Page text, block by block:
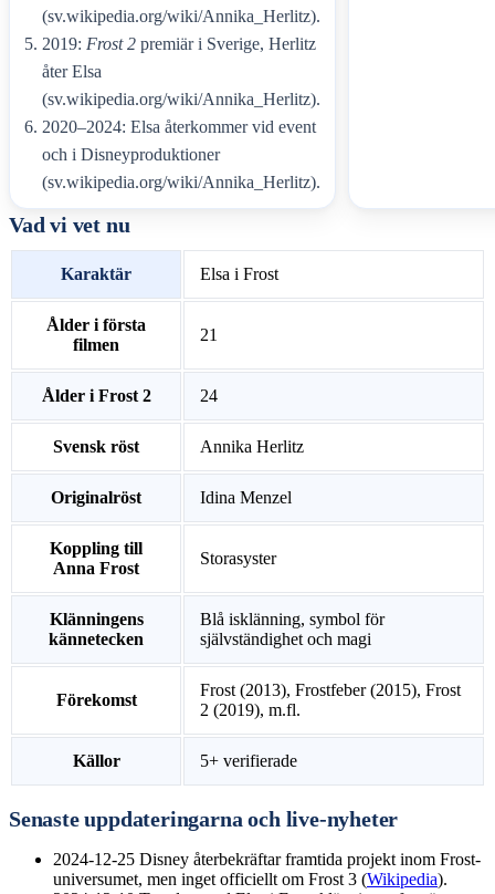
(sv.wikipedia.org/wiki/Annika_Herlitz).
2019: Frost 2premiär i Sverige, Herlitz
åter Elsa
(sv.wikipedia.org/wiki/Annika_Herlitz).
2020–2024: Elsa återkommer vid event
och i Disneyproduktioner
(sv.wikipedia.org/wiki/Annika_Herlitz).
Vad vi vet nu
Karaktär Elsa i Frost
Ålder i första
filmen
21
Ålder i Frost 2 24
Svensk röst Annika Herlitz
Originalröst Idina Menzel
Koppling till
Anna Frost
Storasyster
Klänningens
kännetecken
Blå isklänning, symbol för
självständighet och magi
Förekomst
Frost (2013), Frostfeber (2015), Frost
2 (2019), m.fl.
Källor 5+ verifierade
Senaste uppdateringarna och live-nyheter
2024-12-25 Disney återbekräftar framtida projekt inom Frost-
universumet, men inget officiellt om Frost 3 (Wikipedia).